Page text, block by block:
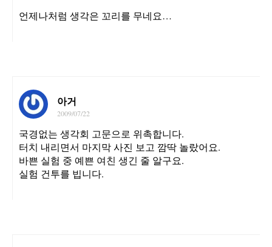
언제나처럼 생각은 꼬리를 무네요…
아거
2009/07/22
국경없는 생각회 고문으로 위촉합니다.
터치 내리면서 마지막 사진 보고 깜딱 놀랐어요.
바쁜 실험 중 예쁜 여친 생긴 줄 알구요.
실험 건투를 빕니다.